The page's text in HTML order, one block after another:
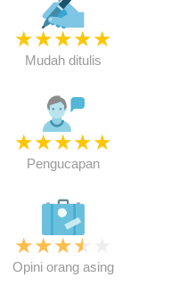
★★★★★
Mudah ditulis
★★★★★
Pengucapan
★★★★
Opini orang asing